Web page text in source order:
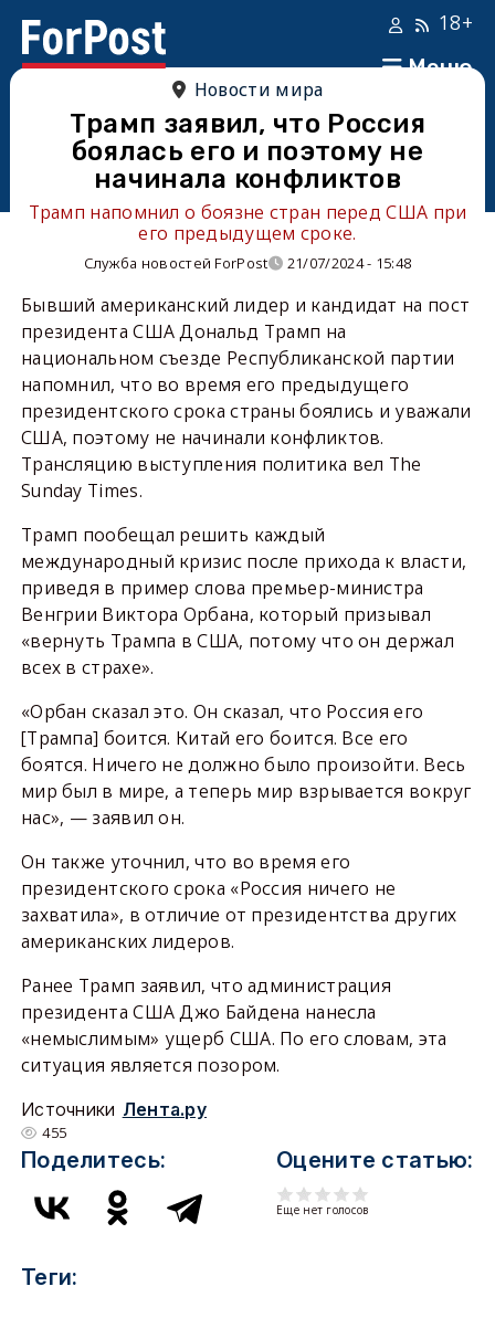
Меню
18+
Новости мира
Трамп заявил, что Россия
боялась его и поэтому не
начинала конфликтов
Трамп напомнил о боязне стран перед США при
его предыдущем сроке.
Служба новостей ForPost 21/07/2024 - 15:48
Бывший американский лидер и кандидат на пост
президента США Дональд Трамп на
национальном съезде Республиканской партии
напомнил, что во время его предыдущего
президентского срока страны боялись и уважали
США, поэтому не начинали конфликтов.
Трансляцию выступления политика вел The
Sunday Times.
Трамп пообещал решить каждый
международный кризис после прихода к власти,
приведя в пример слова премьер-министра
Венгрии Виктора Орбана, который призывал
«вернуть Трампа в США, потому что он держал
всех в страхе».
«Орбан сказал это. Он сказал, что Россия его
[Трампа] боится. Китай его боится. Все его
боятся. Ничего не должно было произойти. Весь
мир был в мире, а теперь мир взрывается вокруг
нас», — заявил он.
Он также уточнил, что во время его
президентского срока «Россия ничего не
захватила», в отличие от президентства других
американских лидеров.
Ранее Трамп заявил, что администрация
президента США Джо Байдена нанесла
«немыслимым» ущерб США. По его словам, эта
ситуация является позором.
Источники Лента.ру
455
Поделитесь: Оцените статью:
Еще нет голосов
Теги: